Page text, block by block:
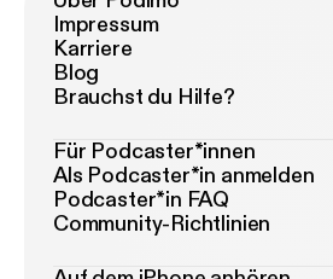
Impressum
Karriere
Blog
Brauchst du Hilfe?
Für Podcaster*innen
Als Podcaster*in anmelden
Podcaster*in FAQ
Community-Richtlinien